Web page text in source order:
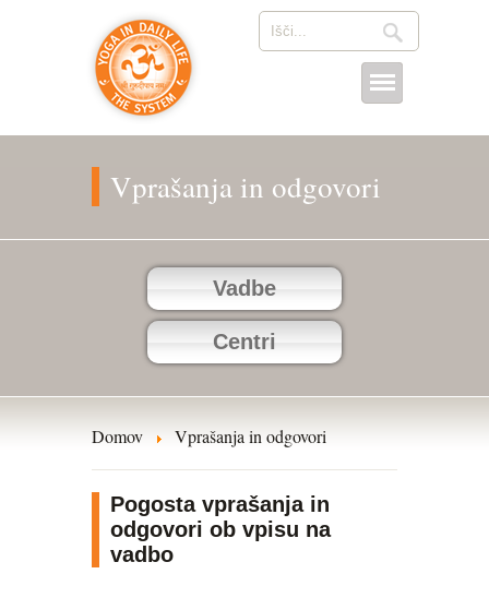
Vprašanja in odgovori
Vadbe
Centri
Domov Vprašanja in odgovori
Pogosta vprašanja in
odgovori ob vpisu na
vadbo